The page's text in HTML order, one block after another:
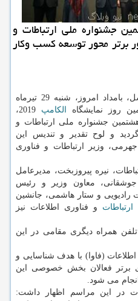
جشنواره ملی ارتباطات و
برتر محور توسعه كسب وكار
به گزارش روابط عمومی ایرانسل، بامداد امروز، شنبه 29 تیرماه
الكامپ
2019،
هشتمین جشنواره ملی ارتباطات و
و لوح تقدیر و تندیس این
وزیر ارتباطات و فناوری
نیره پیروزبخت، مدیرعامل
معاون وزیر و رئیس
رادیویی و ستار هاشمی، جانشین
و فناوری اطلاعات نیز
تلفن همراه دیگری مقامی در این
(فاوا) با هدف شناسایی و
برتر فعالان بخش خصوصی این
می شود.
در این مراسم اظهار داشت: